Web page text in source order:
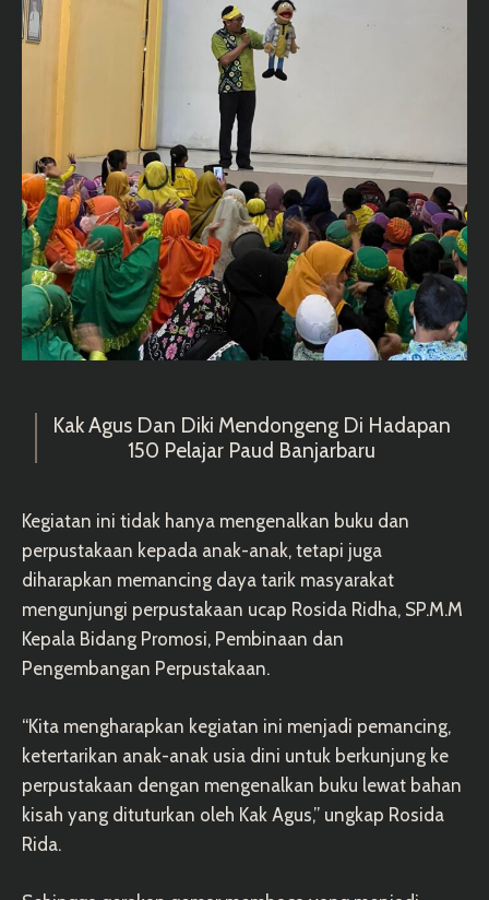
Kak Agus Dan Diki Mendongeng Di Hadapan
150 Pelajar Paud Banjarbaru
Kegiatan ini tidak hanya mengenalkan buku dan
perpustakaan kepada anak-anak, tetapi juga
diharapkan memancing daya tarik masyarakat
mengunjungi perpustakaan ucap Rosida Ridha, SP.M.M
Kepala Bidang Promosi, Pembinaan dan
Pengembangan Perpustakaan.
“Kita mengharapkan kegiatan ini menjadi pemancing,
ketertarikan anak-anak usia dini untuk berkunjung ke
perpustakaan dengan mengenalkan buku lewat bahan
kisah yang dituturkan oleh Kak Agus,” ungkap Rosida
Rida.